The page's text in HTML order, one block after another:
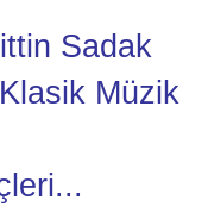
Sadak
Müzik